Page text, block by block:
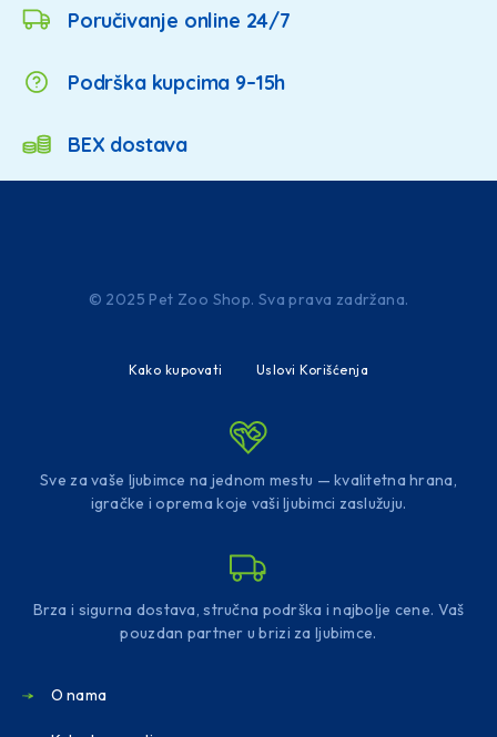
Poručivanje online 24/7
Podrška kupcima 9–15h
BEX dostava
© 2025 Pet Zoo Shop. Sva prava zadržana.
Kako kupovati Uslovi Korišćenja
Sve za vaše ljubimce na jednom mestu — kvalitetna hrana,
igračke i oprema koje vaši ljubimci zaslužuju.
Brza i sigurna dostava, stručna podrška i najbolje cene. Vaš
pouzdan partner u brizi za ljubimce.
O nama